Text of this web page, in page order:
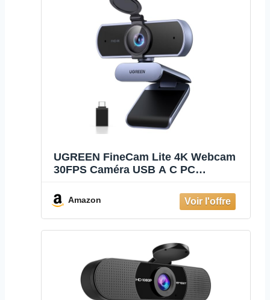
UGREEN FineCam Lite 4K Webcam
30FPS Caméra USB A C PC
Amazon